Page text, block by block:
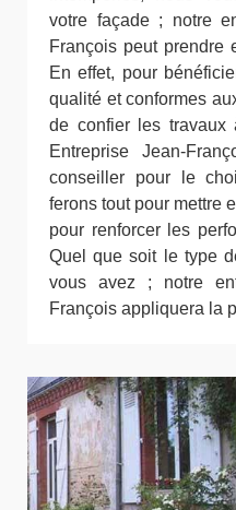
votre façade ; notre
François peut prendre
En effet, pour
qualité et conformes
de confier les travaux
Entreprise Jean-
conseiller pour le
ferons tout pour mettre
pour renforcer les
Quel que soit le type
vous avez ; notre
François appliquera la